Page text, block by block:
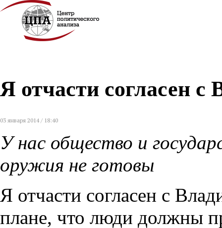
Я отчасти согласен
03 января 2014 / 18:40
У нас общество и
оружия не готовы
Я отчасти согласен с
плане, что люди должны